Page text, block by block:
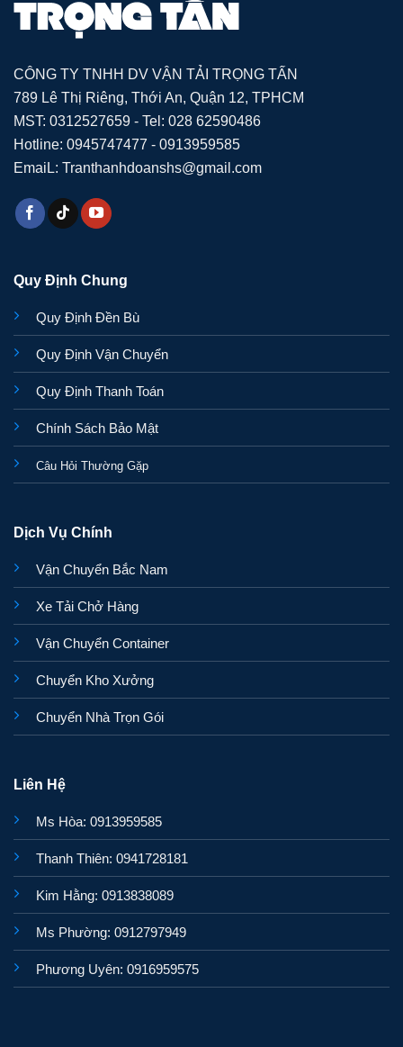
CÔNG TY TNHH DV VẬN TẢI TRỌNG TẤN
789 Lê Thị Riêng, Thới An, Quận 12, TPHCM
MST: 0312527659 - Tel: 028 62590486
Hotline: 0945747477 - 0913959585
EmaiL: Tranthanhdoanshs@gmail.com
Quy Định Chung
Quy Định Đền Bù
Quy Định Vận Chuyển
Quy Định Thanh Toán
Chính Sách Bảo Mật
Câu Hỏi Thường Gặp
Dịch Vụ Chính
Vận Chuyển Bắc Nam
Xe Tải Chở Hàng
Vận Chuyển Container
Chuyển Kho Xưởng
Chuyển Nhà Trọn Gói
Liên Hệ
Ms Hòa: 0913959585
Thanh Thiên: 0941728181
Kim Hằng: 0913838089
Ms Phường: 0912797949
Phương Uyên: 0916959575